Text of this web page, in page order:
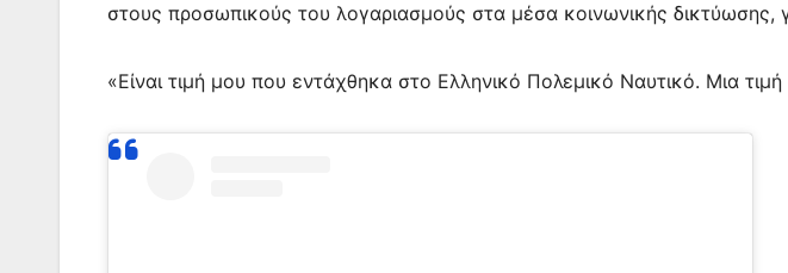
στους προσωπικούς του λογαριασμούς στα μέσα κοινωνικής δικτύωσης,
«Είναι τιμή μου που εντάχθηκα στο Ελληνικό Πολεμικό Ναυτικό. Μια